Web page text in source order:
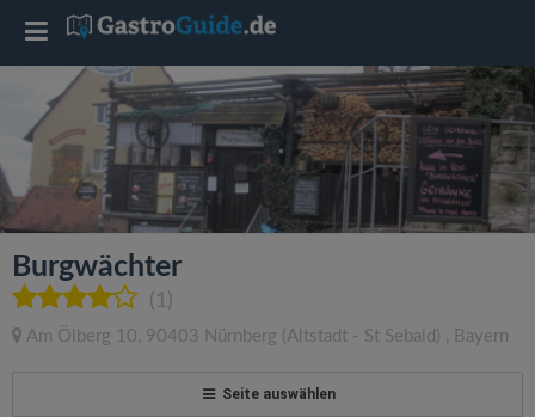
Burgwächter
(1)
Am Ölberg 10, 90403 Nürnberg (Altstadt - St Sebald) , Bayern
Seite auswählen
T
o
l
e